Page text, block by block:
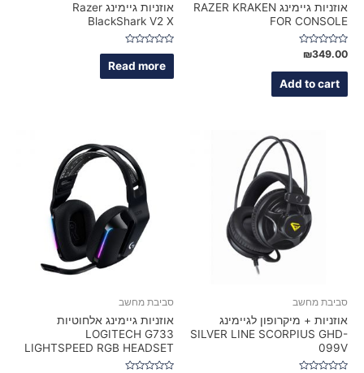
אוזניות גיימינג RAZER KRAKEN
FOR CONSOLE
Rated
0
out
₪349.00
Add to cart
אוזניות גיימינג Razer
BlackShark V2 X
Rated
out
of
Read more
סביבת מחשב
אוזניות + מיקרופון לגיימינג
SILVER LINE SCORPIUS GHD-
099V
סביבת מחשב
אוזניות גיימינג אלחוטיות
LOGITECH G733
LIGHTSPEED RGB HEADSET